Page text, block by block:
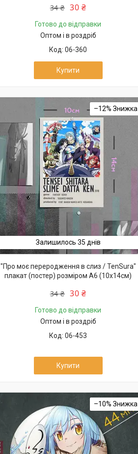
34 ₴ 30 ₴
Готово до відправки
Оптом і в роздріб
06-360
Купити
–12%
Залишилось 35 днів
"Про моє переродження в слиз / TenSura"
плакат (постер) розміром А6 (10х14см)
34 ₴ 30 ₴
Готово до відправки
Оптом і в роздріб
06-453
Купити
–10%